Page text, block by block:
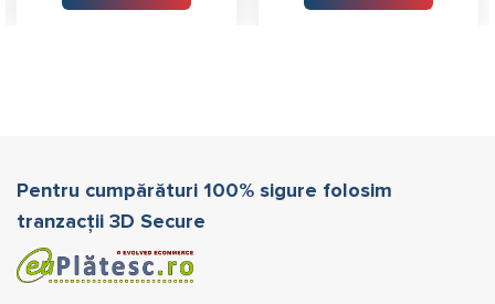
Pentru cumpărături 100% sigure folosim
tranzacții 3D Secure